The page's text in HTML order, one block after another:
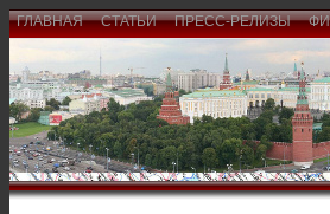
ГЛАВНАЯ СТАТЬИ ПРЕСС-РЕЛИЗЫ